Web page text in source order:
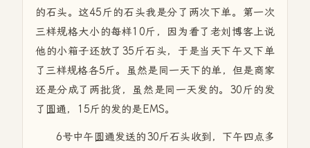
的石头。这45斤的石头我是分了两次下单。第一次
三样规格大小的每样10斤，因为看了老刘博客上说
他的小箱子还放了35斤石头，于是当天下午又下单
了三样规格各5斤。虽然是同一天下的单，但是商家
还是分成了两批货，虽然是同一天发的。30斤的发
了圆通，15斤的发的是EMS。
6号中午圆通发送的30斤石头收到，下午四点多